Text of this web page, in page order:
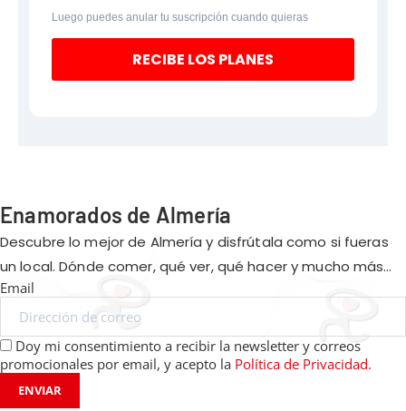
Luego puedes anular tu suscripción cuando quieras
RECIBE LOS PLANES
Enamorados de Almería
Descubre lo mejor de Almería y disfrútala como si fueras
un local. Dónde comer, qué ver, qué hacer y mucho más…
Email
Doy mi consentimiento a recibir la newsletter y correos
promocionales por email, y acepto la Política de Privacidad.
ENVIAR